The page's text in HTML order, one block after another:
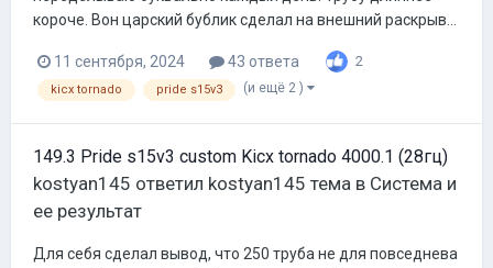
короче. Вон царский бублик сделал на внешний раскрыв...
11 сентября, 2024 43 ответа 2
kicx tornado pride s15v3 (и ещё 2 )
149.3 Pride s15v3 custom Kicx tornado 4000.1 (28гц)
kostyan145 ответил kostyan145 тема в Система и
ее результат
Для себя сделал вывод, что 250 труба не для повседнева